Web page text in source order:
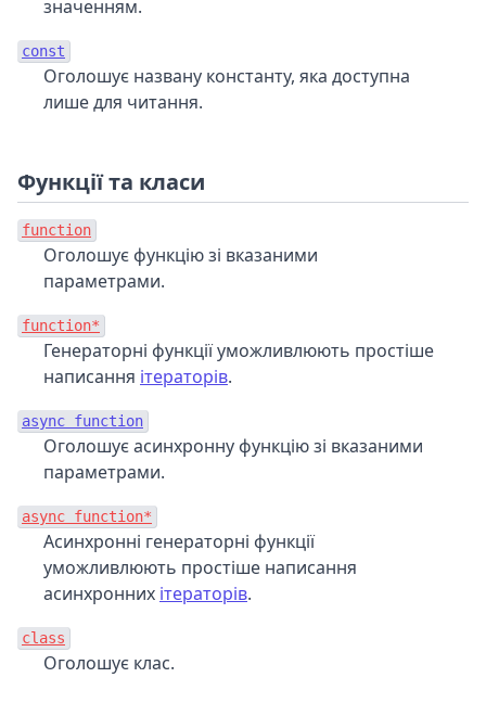
значенням.
const
Оголошує названу константу, яка доступна
лише для читання.
Функції та класи
function
Оголошує функцію зі вказаними
параметрами.
function*
Генераторні функції уможливлюють простіше
написання ітераторів.
async function
Оголошує асинхронну функцію зі вказаними
параметрами.
async function*
Асинхронні генераторні функції
уможливлюють простіше написання
асинхронних ітераторів.
class
Оголошує клас.